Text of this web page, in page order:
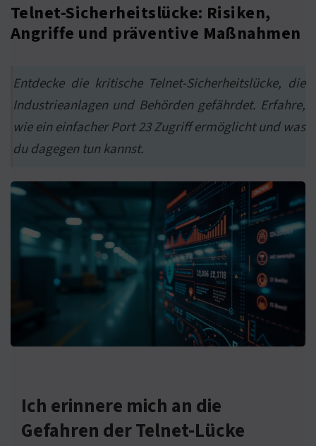
Telnet-Sicherheitslücke: Risiken,
Angriffe und präventive Maßnahmen
Entdecke die kritische Telnet-Sicherheitslücke, die
Industrieanlagen und Behörden gefährdet. Erfahre,
wie ein einfacher Port 23 Zugriff ermöglicht und was
du dagegen tun kannst.
Ich erinnere mich an die
Gefahren der Telnet-Lücke